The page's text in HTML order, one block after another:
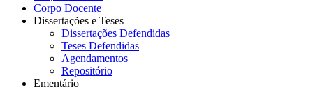
Corpo Docente
Dissertações e Teses
Dissertações Defendidas
Teses Defendidas
Agendamentos
Repositório
Ementário